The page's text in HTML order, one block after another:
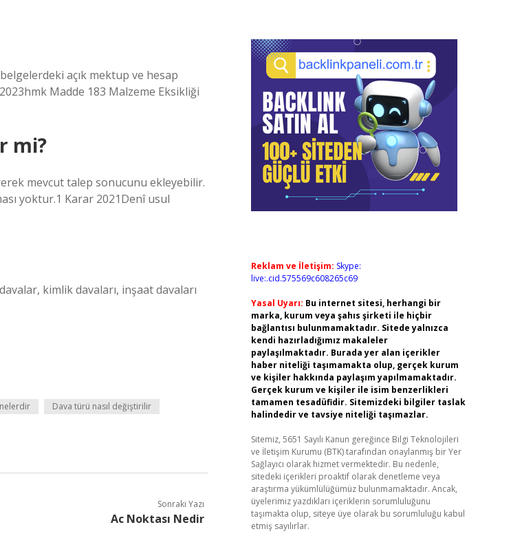
açık mektup ve hesap
Madde 183 Malzeme Eksikliği
mi?
mevcut talep sonucunu ekleyebilir.
yoktur.1 Karar 2021Denî usul
kimlik davaları, inşaat davaları
Dava türü nasıl değiştirilir
Sonraki Yazı
Ac Noktası Nedir
Reklam ve İletişim: Skype:
live:.cid.575569c608265c69
Yasal Uyarı: Bu internet sitesi, herhangi bir
marka, kurum veya şahıs şirketi ile hiçbir
bağlantısı bulunmamaktadır. Sitede yalnızca
kendi hazırladığımız makaleler
paylaşılmaktadır. Burada yer alan içerikler
haber niteliği taşımamakta olup, gerçek kurum
ve kişiler hakkında paylaşım yapılmamaktadır.
Gerçek kurum ve kişiler ile isim benzerlikleri
tamamen tesadüfidir. Sitemizdeki bilgiler taslak
halindedir ve tavsiye niteliği taşımazlar.
Sitemiz, 5651 Sayılı Kanun gereğince Bilgi Teknolojileri
ve İletişim Kurumu (BTK) tarafından onaylanmış bir Yer
Sağlayıcı olarak hizmet vermektedir. Bu nedenle,
sitedeki içerikleri proaktif olarak denetleme veya
araştırma yükümlülüğümüz bulunmamaktadır. Ancak,
üyelerimiz yazdıkları içeriklerin sorumluluğunu
taşımakta olup, siteye üye olarak bu sorumluluğu kabul
etmiş sayılırlar.